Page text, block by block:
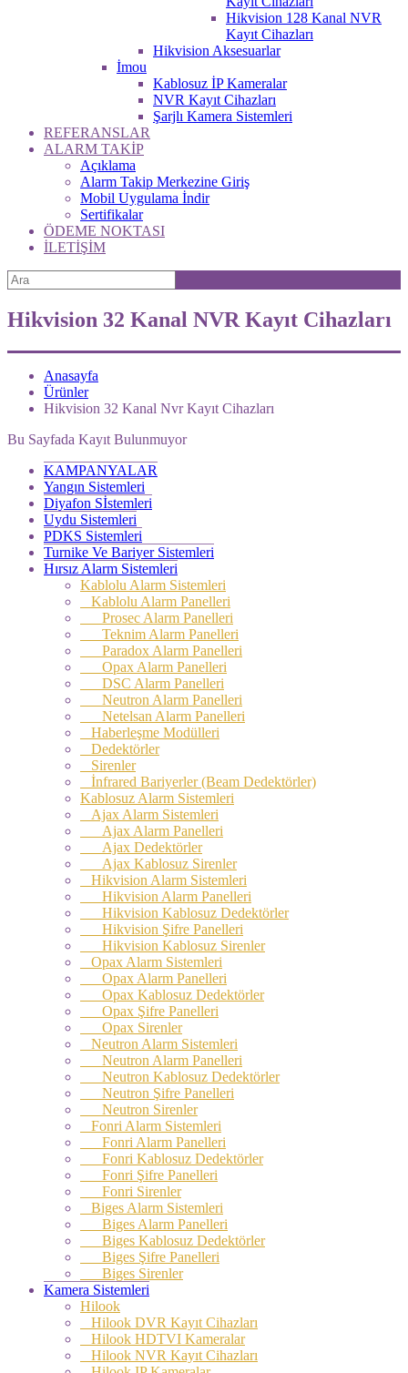
Hikvision 128 Kanal NVR
Kayıt Cihazları
Hikvision Aksesuarlar
İmou
Kablosuz İP Kameralar
NVR Kayıt Cihazları
Şarjlı Kamera Sistemleri
REFERANSLAR
ALARM TAKİP
Açıklama
Alarm Takip Merkezine Giriş
Mobil Uygulama İndir
Sertifikalar
ÖDEME NOKTASI
İLETİŞİM
Hikvision 32 Kanal NVR Kayıt Cihazları
Anasayfa
Ürünler
Hikvision 32 Kanal Nvr Kayıt Cihazları
Bu Sayfada Kayıt Bulunmuyor
KAMPANYALAR
Yangın Sistemleri
Diyafon Sİstemleri
Uydu Sistemleri
PDKS Sistemleri
Turnike Ve Bariyer Sistemleri
Hırsız Alarm Sistemleri
Kablolu Alarm Sistemleri
Kablolu Alarm Panelleri
Prosec Alarm Panelleri
Teknim Alarm Panelleri
Paradox Alarm Panelleri
Opax Alarm Panelleri
DSC Alarm Panelleri
Neutron Alarm Panelleri
Netelsan Alarm Panelleri
Haberleşme Modülleri
Dedektörler
Sirenler
İnfrared Bariyerler (Beam Dedektörler)
Kablosuz Alarm Sistemleri
Ajax Alarm Sistemleri
Ajax Alarm Panelleri
Ajax Dedektörler
Ajax Kablosuz Sirenler
Hikvision Alarm Sistemleri
Hikvision Alarm Panelleri
Hikvision Kablosuz Dedektörler
Hikvision Şifre Panelleri
Hikvision Kablosuz Sirenler
Opax Alarm Sistemleri
Opax Alarm Panelleri
Opax Kablosuz Dedektörler
Opax Şifre Panelleri
Opax Sirenler
Neutron Alarm Sistemleri
Neutron Alarm Panelleri
Neutron Kablosuz Dedektörler
Neutron Şifre Panelleri
Neutron Sirenler
Fonri Alarm Sistemleri
Fonri Alarm Panelleri
Fonri Kablosuz Dedektörler
Fonri Şifre Panelleri
Fonri Sirenler
Biges Alarm Sistemleri
Biges Alarm Panelleri
Biges Kablosuz Dedektörler
Biges Şifre Panelleri
Biges Sirenler
Kamera Sistemleri
Hilook
Hilook DVR Kayıt Cihazları
Hilook HDTVI Kameralar
Hilook NVR Kayıt Cihazları